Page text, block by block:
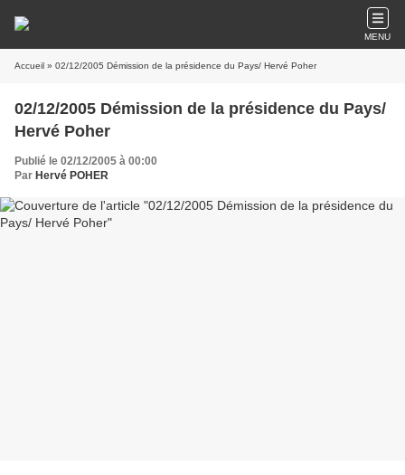
MENU
Accueil » 02/12/2005 Démission de la présidence du Pays/ Hervé Poher
02/12/2005 Démission de la présidence du Pays/
Hervé Poher
Publié le 02/12/2005 à 00:00
Par Hervé POHER